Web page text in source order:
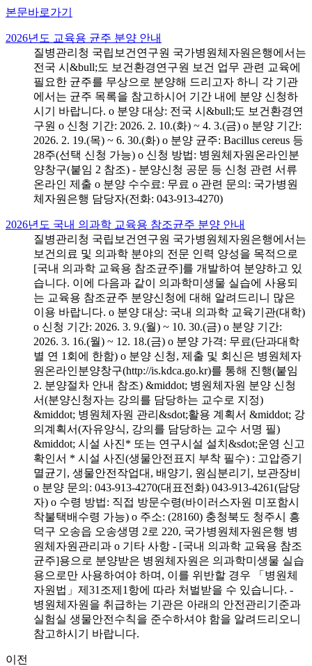
본문바로가기
2026년도 교육용 균주 분양 안내
질병관리청 국립보건연구원 국가병원체자원은행에서는
전국 시&bull;도 보건환경연구원 보건 업무 관련 교육에
필요한 균주를 무상으로 분양해 드리고자 하니 각 기관
에서는 균주 목록을 참고하시어 기간 내에 분양 신청하
시기 바랍니다. o 분양 대상: 전국 시&bull;도 보건환경연
구원 o 신청 기간: 2026. 2. 10.(화) ~ 4. 3.(금) o 분양 기간:
2026. 2. 19.(목) ~ 6. 30.(화) o 분양 균주: Bacillus cereus 등
28주(선택 신청 가능) o 신청 방법: 병원체자원온라인분
양창구(붙임 2 참조) - 분양신청 공문 등 신청 관련 서류
온라인 제출 o 분양 수수료: 무료 o 관련 문의: 국가병원
체자원은행 담당자(전화: 043-913-4270)
2026년도 국내 의과학 교육용 참조균주 분양 안내
질병관리청 국립보건연구원 국가병원체자원은행에서는
보건의료 및 의과학 분야의 전문 인력 양성을 목적으로
[국내 의과학 교육용 참조균주]를 개발하여 분양하고 있
습니다. 이에 다음과 같이 의과학미생물 실습에 사용되
는 교육용 참조균주 분양신청에 대해 알려드리니 많은
이용 바랍니다. o 분양 대상: 국내 의과학 교육기관(대학)
o 신청 기간: 2026. 3. 9.(월) ~ 10. 30.(금) o 분양 기간:
2026. 3. 16.(월) ~ 12. 18.(금) o 분양 가격: 무료(단과대학
별 연 1회에 한함) o 분양 신청, 제출 및 회신은 병원체자
원온라인분양창구(http://is.kdca.go.kr)를 통해 진행(붙임
2. 분양절차 안내 참조) &middot; 병원체자원 분양 신청
서(분양신청자는 강의를 담당하는 교수로 지정)
&middot; 병원체자원 관리&sdot;활용 계획서 &middot; 강
의계획서(자유양식, 강의를 담당하는 교수 서명 필)
&middot; 시설 사진* 또는 연구시설 설치&sdot;운영 신고
확인서 * 시설 사진(생물안전표지 부착 필수) : 고압증기
멸균기, 생물안전작업대, 배양기, 원심분리기, 보관장비
o 분양 문의: 043-913-4270(대표전화) 043-913-4261(담당
자) o 수령 방법: 직접 방문수령(바이러스자원 미포함시
착불택배수령 가능) o 주소: (28160) 충청북도 청주시 흥
덕구 오송읍 오송생명 2로 220, 국가병원체자원은행 병
원체자원관리과 o 기타 사항 - [국내 의과학 교육용 참조
균주]용으로 분양받은 병원체자원은 의과학미생물 실습
용으로만 사용하여야 하며, 이를 위반할 경우 「병원체
자원법」제31조제1항에 따라 처벌받을 수 있습니다. -
병원체자원을 취급하는 기관은 아래의 안전관리기준과
실험실 생물안전수칙을 준수하셔야 함을 알려드리오니
참고하시기 바랍니다.
이전